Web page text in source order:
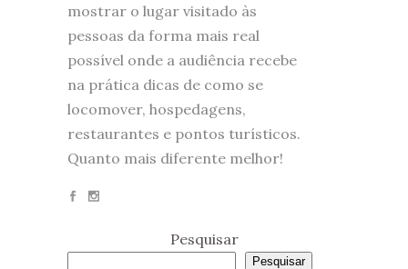
mostrar o lugar visitado às
pessoas da forma mais real
possível onde a audiência recebe
na prática dicas de como se
locomover, hospedagens,
restaurantes e pontos turísticos.
Quanto mais diferente melhor!
Pesquisar
Pesquisar